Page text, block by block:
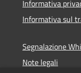
Informativa
Informativa sul
Segnalazione
Note legali